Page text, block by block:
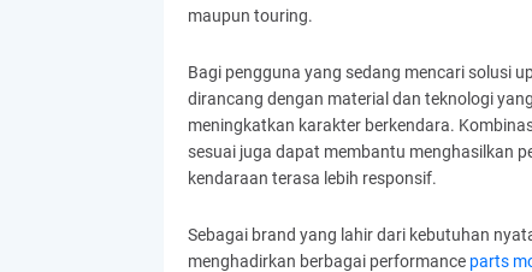
maupun touring.
Bagi pengguna yang sedang mencari solusi
dirancang dengan material dan teknologi
meningkatkan karakter berkendara.
sesuai juga dapat membantu menghasilkan
kendaraan terasa lebih responsif.
Sebagai brand yang lahir dari kebutuhan
menghadirkan berbagai performanceparts